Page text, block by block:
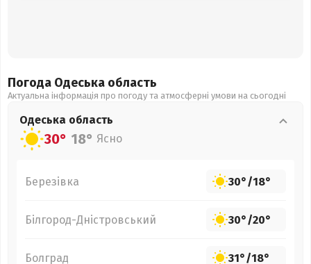
Погода Одеська область
Актуальна інформація про погоду та атмосферні умови на сьогодні
Одеська область
30° 18° Ясно
Березівка 30°/18°
Білгород-Дністровський 30°/20°
Болград 31°/18°